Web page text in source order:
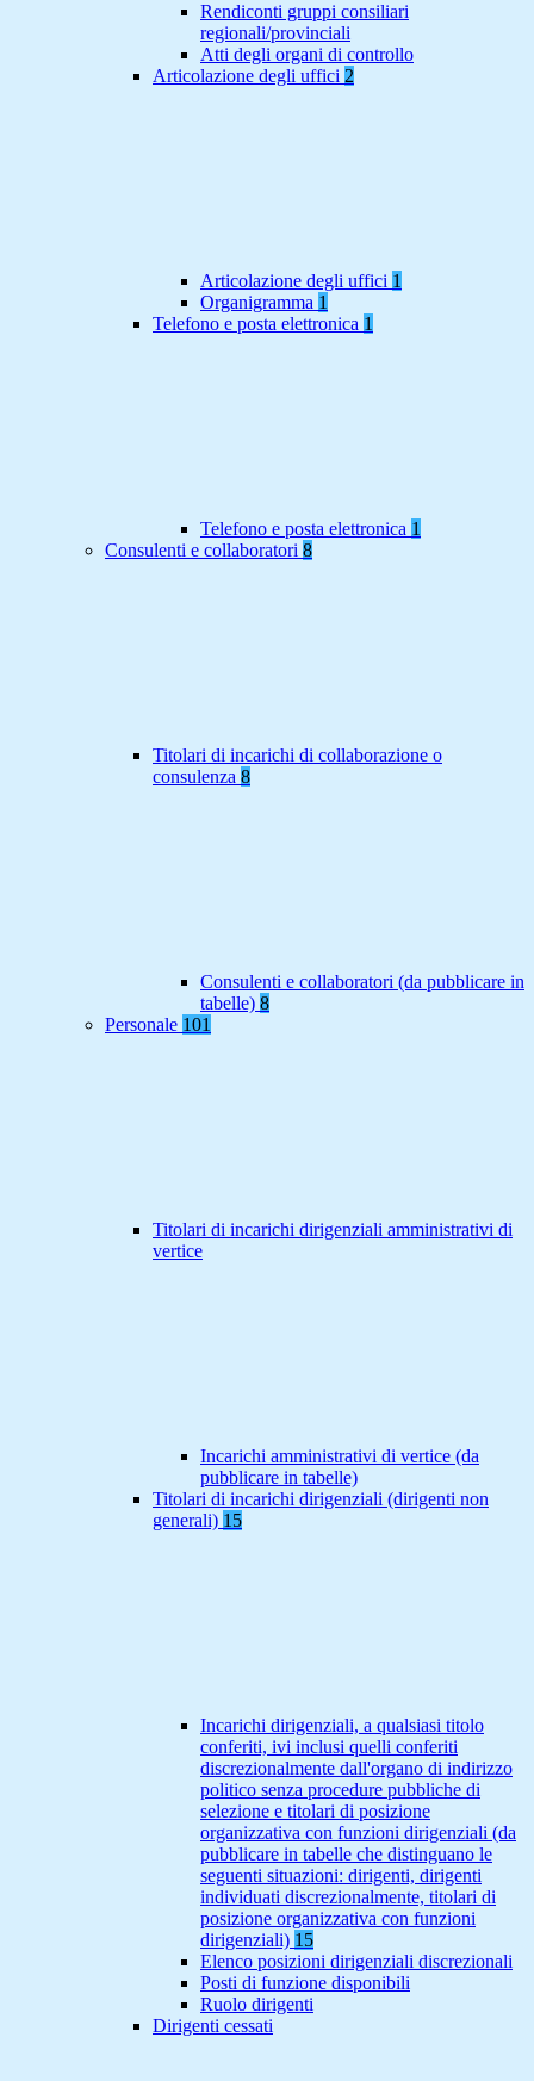
Rendiconti gruppi consiliari
regionali/provinciali
Atti degli organi di controllo
Articolazione degli uffici 2
Articolazione degli uffici 1
Organigramma 1
Telefono e posta elettronica 1
Telefono e posta elettronica 1
Consulenti e collaboratori 8
Titolari di incarichi di collaborazione o
consulenza 8
Consulenti e collaboratori (da pubblicare in
tabelle) 8
Personale 101
Titolari di incarichi dirigenziali amministrativi di
vertice
Incarichi amministrativi di vertice (da
pubblicare in tabelle)
Titolari di incarichi dirigenziali (dirigenti non
generali) 15
Incarichi dirigenziali, a qualsiasi titolo
conferiti, ivi inclusi quelli conferiti
discrezionalmente dall'organo di indirizzo
politico senza procedure pubbliche di
selezione e titolari di posizione
organizzativa con funzioni dirigenziali (da
pubblicare in tabelle che distinguano le
seguenti situazioni: dirigenti, dirigenti
individuati discrezionalmente, titolari di
posizione organizzativa con funzioni
dirigenziali) 15
Elenco posizioni dirigenziali discrezionali
Posti di funzione disponibili
Ruolo dirigenti
Dirigenti cessati